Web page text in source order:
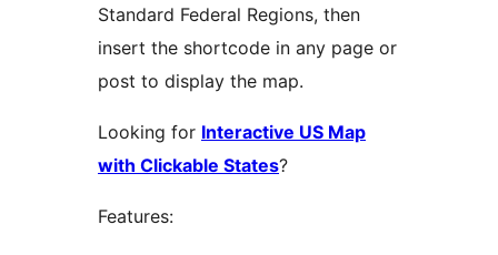
Standard Federal Regions, then
insert the shortcode in any page or
post to display the map.
Looking for Interactive US Map
with Clickable States?
Features: